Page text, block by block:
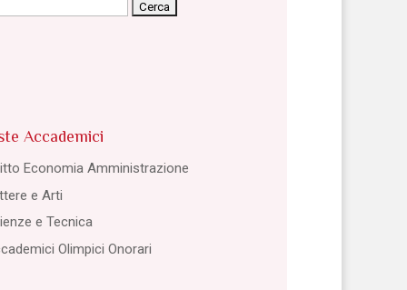
Accademici
Economia Amministrazione
e Arti
e Tecnica
Olimpici Onorari